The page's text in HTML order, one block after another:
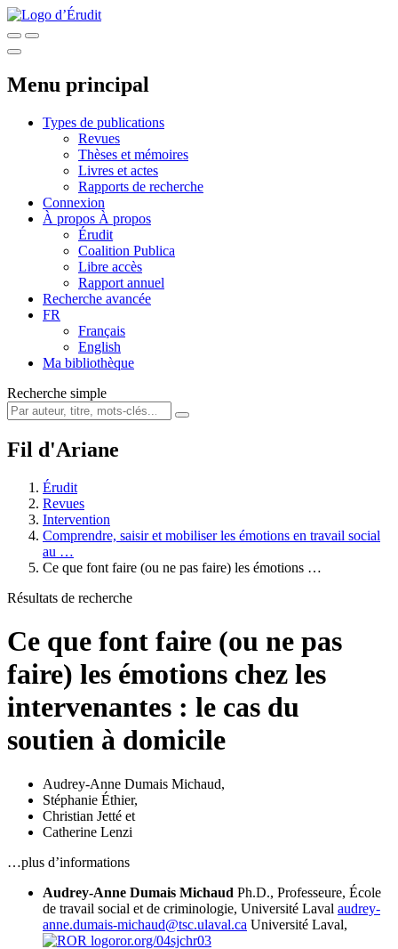
Menu principal
Types de publications
Revues
Thèses et mémoires
Livres et actes
Rapports de recherche
Connexion
À propos À propos
Érudit
Coalition Publica
Libre accès
Rapport annuel
Recherche avancée
FR
Français
English
Ma bibliothèque
Recherche simple
Fil d'Ariane
Érudit
Revues
Intervention
Comprendre, saisir et mobiliser les émotions en travail social
au …
Ce que font faire (ou ne pas faire) les émotions …
Résultats de recherche
Ce que font faire (ou ne pas
faire) les émotions chez les
intervenantes : le cas du
soutien à domicile
Audrey-Anne Dumais Michaud,
Stéphanie Éthier,
Christian Jetté et
Catherine Lenzi
…plus d’informations
Audrey-Anne Dumais Michaud Ph.D., Professeure, École
de travail social et de criminologie, Université Laval audrey-
anne.dumais-michaud@tsc.ulaval.ca Université Laval,
ror.org/04sjchr03